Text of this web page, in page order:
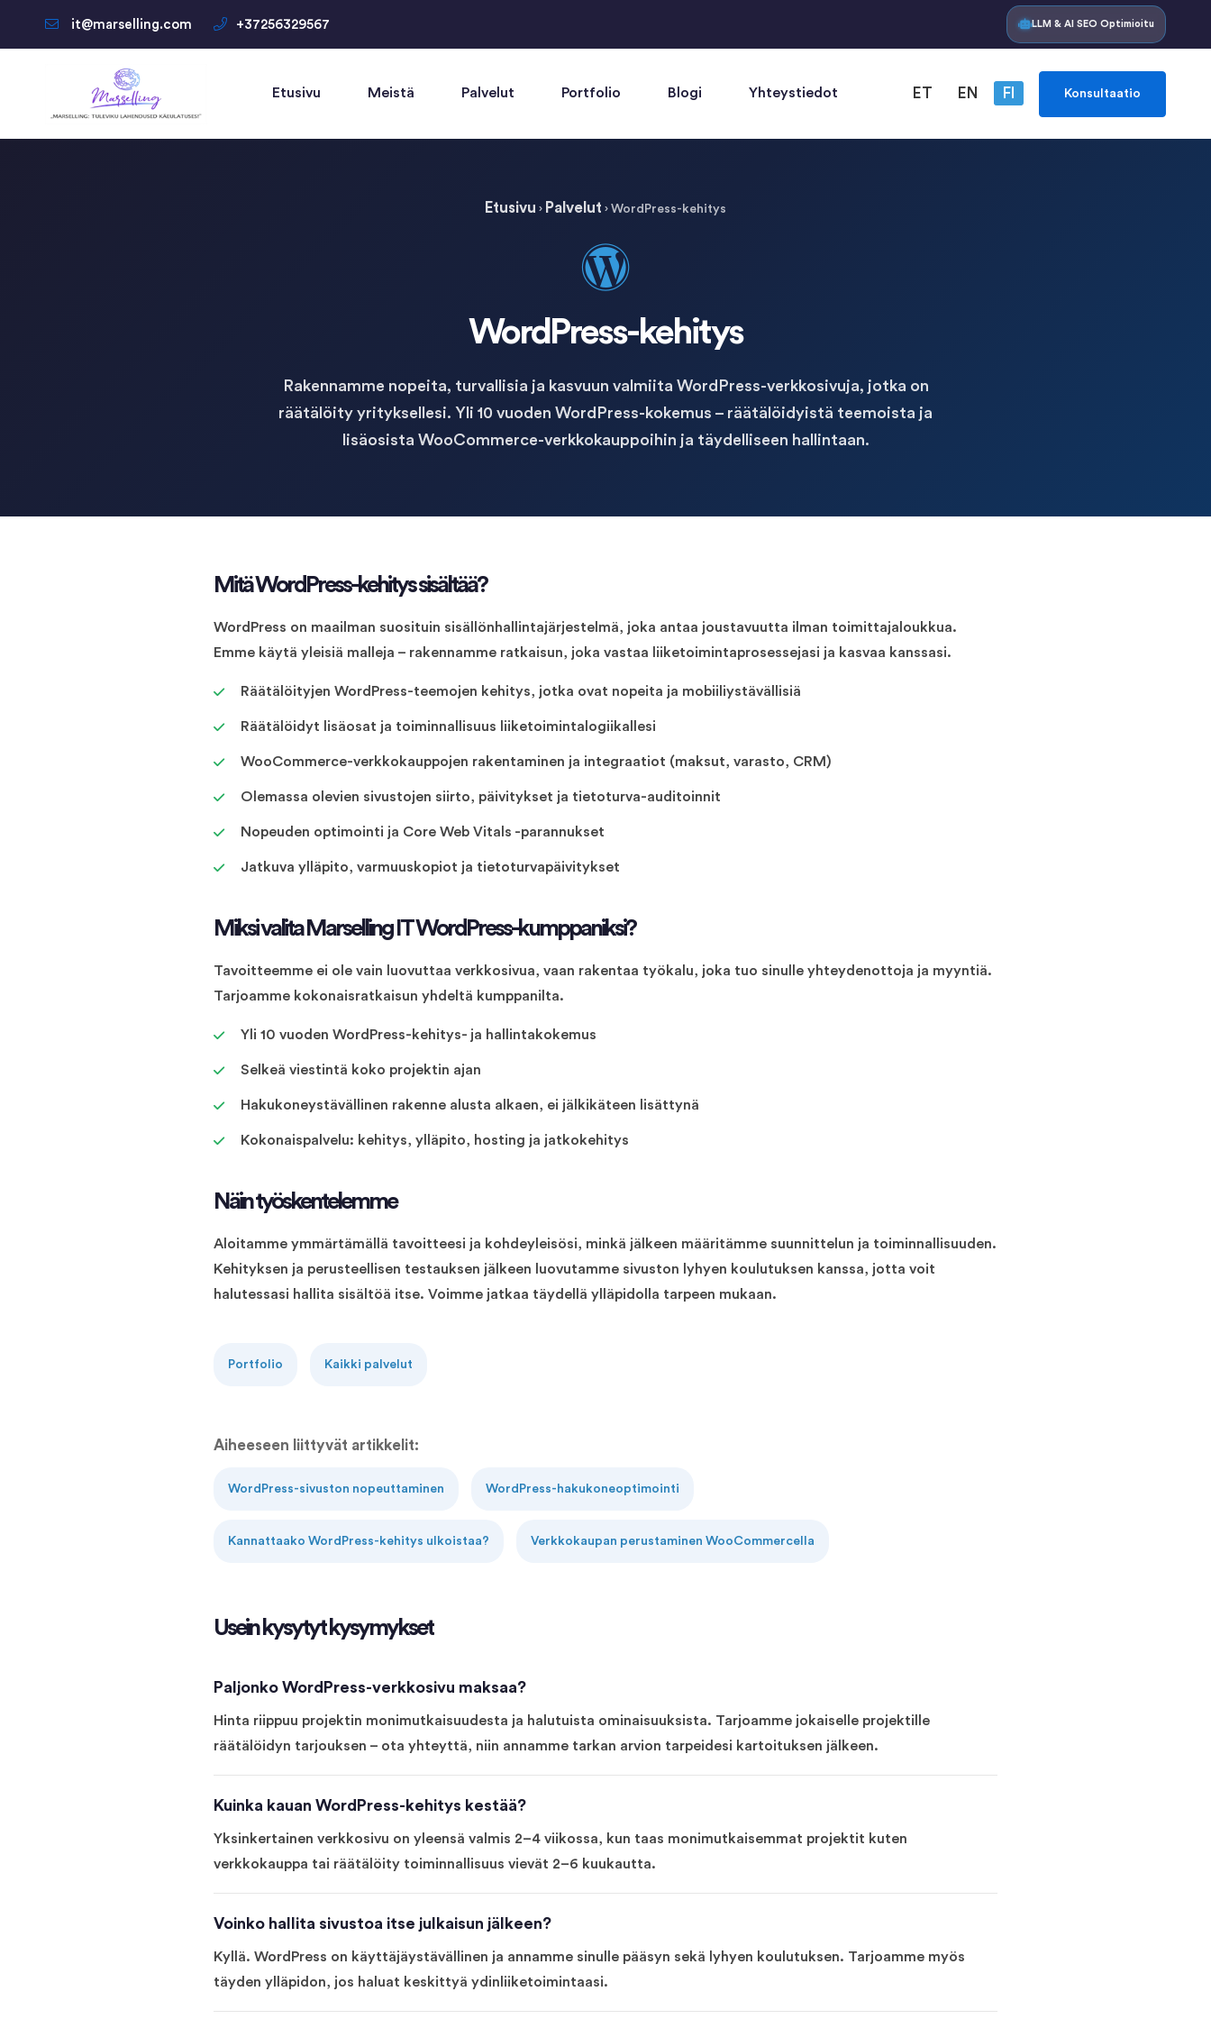
it@marselling.com +37256329567 LLM & AI SEO Optimioitu
Etusivu Meistä Palvelut Portfolio Blogi Yhteystiedot ET EN FI Konsultaatio
Etusivu › Palvelut › WordPress-kehitys
WordPress-kehitys
Rakennamme nopeita, turvallisia ja kasvuun valmiita WordPress-verkkosivuja, jotka on
räätälöity yrityksellesi. Yli 10 vuoden WordPress-kokemus – räätälöidyistä teemoista ja
lisäosista WooCommerce-verkkokauppoihin ja täydelliseen hallintaan.
Mitä WordPress-kehitys sisältää?
WordPress on maailman suosituin sisällönhallintajärjestelmä, joka antaa joustavuutta ilman toimittajaloukkua.
Emme käytä yleisiä malleja – rakennamme ratkaisun, joka vastaa liiketoimintaprosessejasi ja kasvaa kanssasi.
Räätälöityjen WordPress-teemojen kehitys, jotka ovat nopeita ja mobiiliystävällisiä
Räätälöidyt lisäosat ja toiminnallisuus liiketoimintalogiikallesi
WooCommerce-verkkokauppojen rakentaminen ja integraatiot (maksut, varasto, CRM)
Olemassa olevien sivustojen siirto, päivitykset ja tietoturva-auditoinnit
Nopeuden optimointi ja Core Web Vitals -parannukset
Jatkuva ylläpito, varmuuskopiot ja tietoturvapäivitykset
Miksi valita Marselling IT WordPress-kumppaniksi?
Tavoitteemme ei ole vain luovuttaa verkkosivua, vaan rakentaa työkalu, joka tuo sinulle yhteydenottoja ja myyntiä.
Tarjoamme kokonaisratkaisun yhdeltä kumppanilta.
Yli 10 vuoden WordPress-kehitys- ja hallintakokemus
Selkeä viestintä koko projektin ajan
Hakukoneystävällinen rakenne alusta alkaen, ei jälkikäteen lisättynä
Kokonaispalvelu: kehitys, ylläpito, hosting ja jatkokehitys
Näin työskentelemme
Aloitamme ymmärtämällä tavoitteesi ja kohdeyleisösi, minkä jälkeen määritämme suunnittelun ja toiminnallisuuden.
Kehityksen ja perusteellisen testauksen jälkeen luovutamme sivuston lyhyen koulutuksen kanssa, jotta voit
halutessasi hallita sisältöä itse. Voimme jatkaa täydellä ylläpidolla tarpeen mukaan.
Portfolio Kaikki palvelut
Aiheeseen liittyvät artikkelit:
WordPress-sivuston nopeuttaminen WordPress-hakukoneoptimointi
Kannattaako WordPress-kehitys ulkoistaa? Verkkokaupan perustaminen WooCommercella
Usein kysytyt kysymykset
Paljonko WordPress-verkkosivu maksaa?
Hinta riippuu projektin monimutkaisuudesta ja halutuista ominaisuuksista. Tarjoamme jokaiselle projektille
räätälöidyn tarjouksen – ota yhteyttä, niin annamme tarkan arvion tarpeidesi kartoituksen jälkeen.
Kuinka kauan WordPress-kehitys kestää?
Yksinkertainen verkkosivu on yleensä valmis 2–4 viikossa, kun taas monimutkaisemmat projektit kuten
verkkokauppa tai räätälöity toiminnallisuus vievät 2–6 kuukautta.
Voinko hallita sivustoa itse julkaisun jälkeen?
Kyllä. WordPress on käyttäjäystävällinen ja annamme sinulle pääsyn sekä lyhyen koulutuksen. Tarjoamme myös
täyden ylläpidon, jos haluat keskittyä ydinliiketoimintaasi.